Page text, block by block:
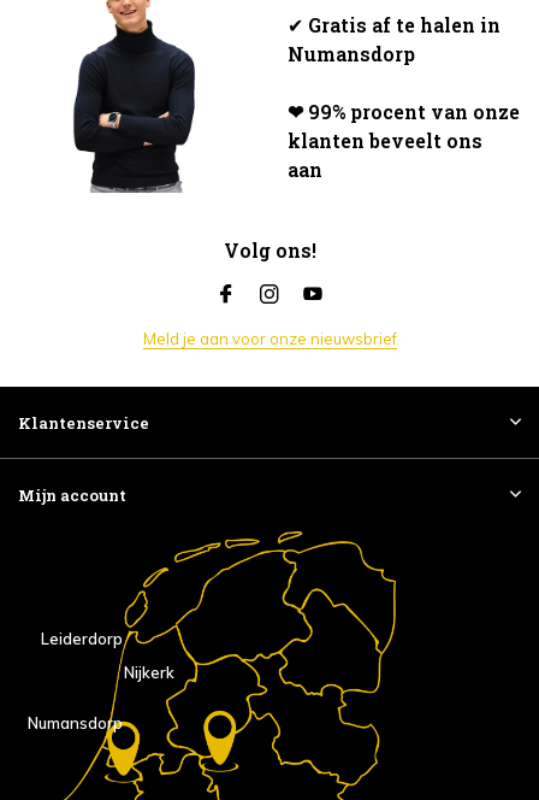
✔ Gratis af te halen in
Numansdorp
❤ 99% procent van onze
klanten beveelt ons
aan
Volg ons!
Meld je aan voor onze nieuwsbrief
Klantenservice
Mijn account
Nijkerk
Numansdorp
Leiderdorp